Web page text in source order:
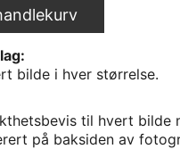
bilde i hver størrelse.
til hvert bilde
på baksiden av